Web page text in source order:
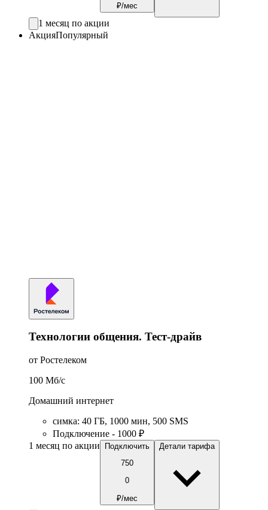
₽/мес
1 месяц по акции
АкцияПопулярный
Технологии общения. Тест-драйв
от Ростелеком
100 Мб/c
Домашний интернет
симка: 40 ГБ, 1000 мин, 500 SMS
Подключение - 1000 ₽
1 месяц по акции
Подключить
750
0
₽/мес
Детали тарифа